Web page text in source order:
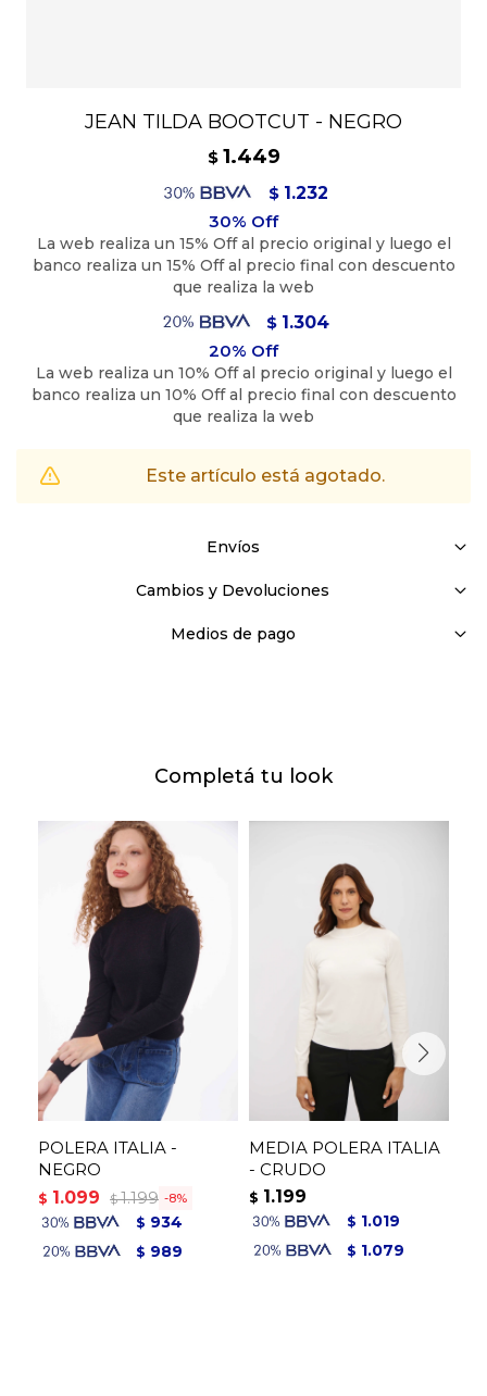
JEAN TILDA BOOTCUT - NEGRO
$ 1.449
$ 1.232
$ 1.304
Este artículo está agotado.
Envíos
Cambios y Devoluciones
Medios de pago
Completá tu look
POLERA ITALIA -
NEGRO
$ 1.099 $ 1.199 8
$ 934
$ 989
MEDIA POLERA ITALIA
- CRUDO
$ 1.199
$ 1.019
$ 1.079